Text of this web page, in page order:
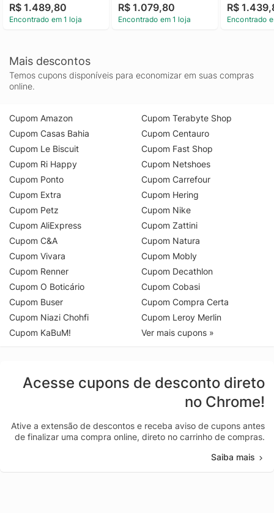
120 cm
R$ 1.489,80
Encontrado em 1 loja
Louro Freijó 120 cm
R$ 1.079,80
Encontrado em 1 loja
Louro
R$
Encontrado
Mais descontos
Temos cupons disponíveis para economizar em suas compras
online.
Cupom Amazon
Cupom Casas Bahia
Cupom Le Biscuit
Cupom Ri Happy
Cupom Ponto
Cupom Extra
Cupom Petz
Cupom AliExpress
Cupom C&A
Cupom Vivara
Cupom Renner
Cupom O Boticário
Cupom Buser
Cupom Niazi Chohfi
Cupom KaBuM!
Cupom Terabyte Shop
Cupom Centauro
Cupom Fast Shop
Cupom Netshoes
Cupom Carrefour
Cupom Hering
Cupom Nike
Cupom Zattini
Cupom Natura
Cupom Mobly
Cupom Decathlon
Cupom Cobasi
Cupom Compra Certa
Cupom Leroy Merlin
Ver mais cupons »
Acesse cupons de desconto direto
no Chrome!
Ative a extensão de descontos e receba aviso de cupons antes
de finalizar uma compra online, direto no carrinho de compras.
Saiba mais